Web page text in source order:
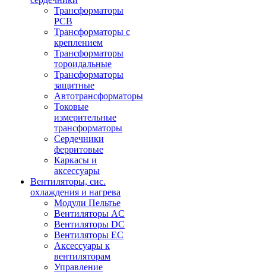
Трансформаторы
PCB
Трансформаторы с
креплением
Трансформаторы
тороидальные
Трансформаторы
защитные
Автотрансформаторы
Токовые
измерительные
трансформаторы
Сердечники
ферритовые
Каркасы и
аксессуары
Вентиляторы, сис.
охлаждения и нагрева
Модули Пельтье
Вентиляторы AC
Вентиляторы DC
Вентиляторы EC
Аксессуары к
вентиляторам
Управление